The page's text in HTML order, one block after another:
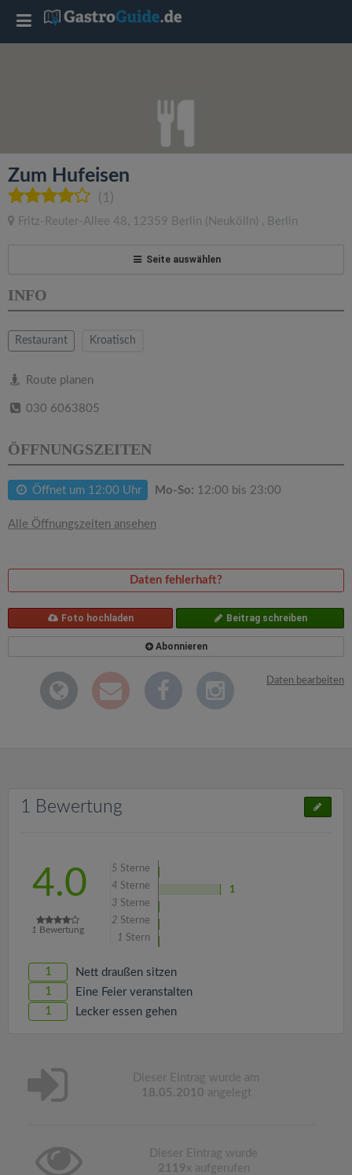
Zum Hufeisen
(1)
Fritz-Reuter-Allee 48, 12359 Berlin (Neukölln) , Berlin
Seite auswählen
INFO
Restaurant Kroatisch
Route planen
030 6063805
ÖFFNUNGSZEITEN
Öffnet um 12:00 Uhr Mo-So: 12:00 bis 23:00
Alle Öffnungszeiten ansehen
Daten fehlerhaft?
Foto hochladen Beitrag schreiben
Abonnieren
Daten bearbeiten
1 Bewertung
4.0
1 Bewertung
5 Sterne
4 Sterne
1
3 Sterne
2 Sterne
1 Stern
1 Nett draußen sitzen
1 Eine Feier veranstalten
1 Lecker essen gehen
Dieser Eintrag wurde am
18.05.2010 angelegt
Dieser Eintrag wurde
2119x aufgerufen
T
l
e
a
v
a
t